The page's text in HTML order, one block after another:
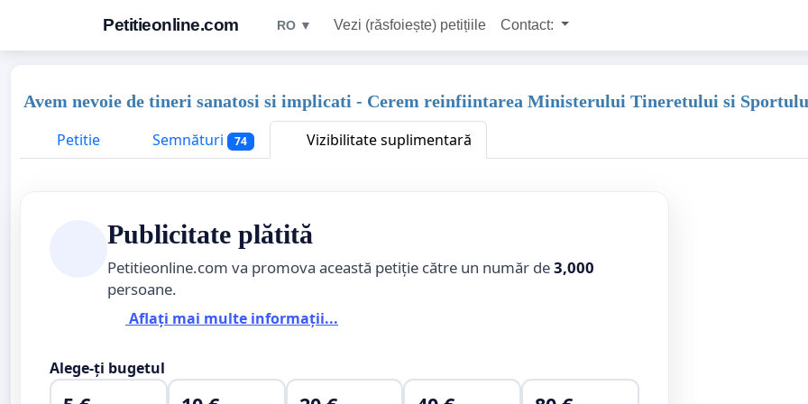
Petitieonline.com RO ▼ Vezi (răsfoiește) petițiile Contact:
Avem nevoie de tineri sanatosi si implicati - Cerem reinfiintarea Ministerului Tineretului si
Petitie
Semnături 74 Vizibilitate suplimentară
Publicitate plătită
Petitieonline.com va promova această petiție către un număr de3,000
persoane.
Aflați mai multe informații...
Alege-ți bugetul